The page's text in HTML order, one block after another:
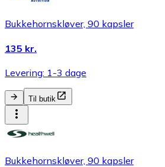
Bukkehornskløver, 90 kapsler
135 kr.
Levering: 1-3 dage
Til butik
Bukkehornskløver, 90 kapsler